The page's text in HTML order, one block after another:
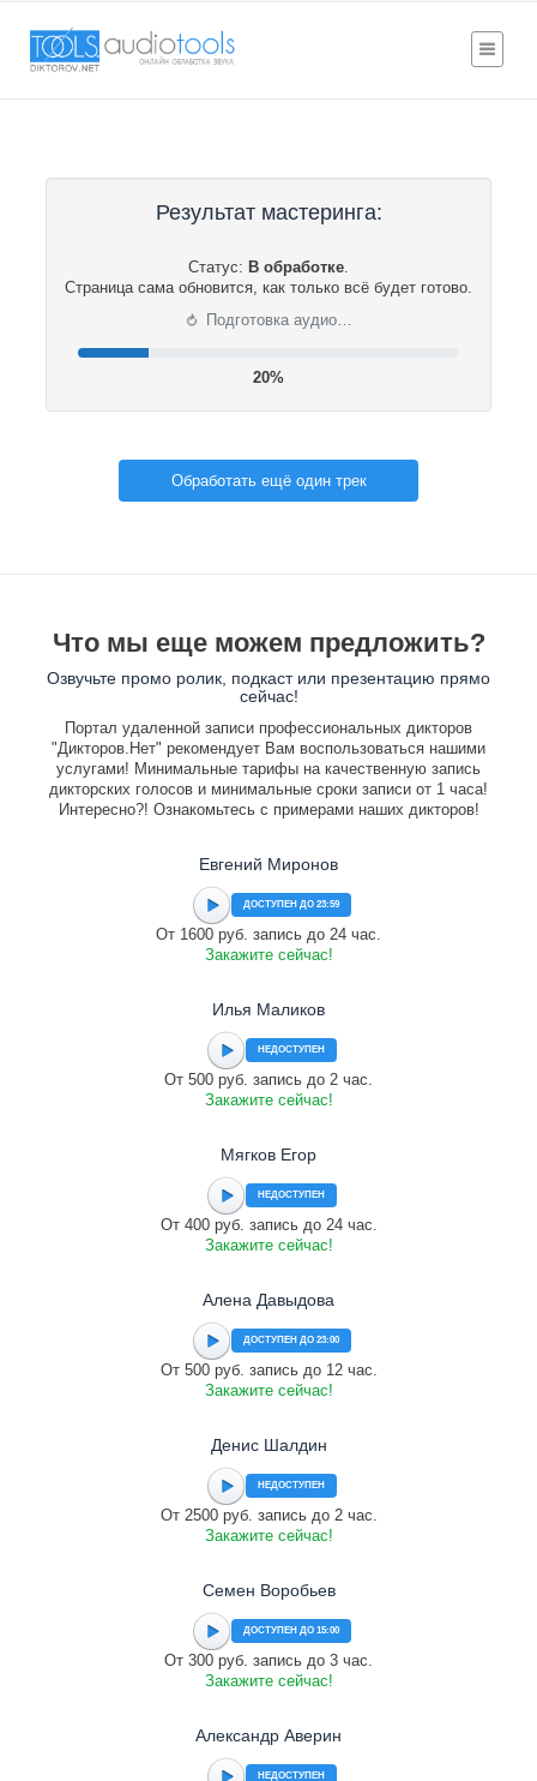
Результат мастеринга:
Статус: В обработке.
Страница сама обновится, как только всё будет готово.
⟳ Подготовка аудио…
20%
Обработать ещё один трек
Что мы еще можем предложить?
Озвучьте промо ролик, подкаст или презентацию прямо
сейчас!
Портал удаленной записи профессиональных дикторов
"Дикторов.Нет" рекомендует Вам воспользоваться нашими
услугами! Минимальные тарифы на качественную запись
дикторских голосов и минимальные сроки записи от 1 часа!
Интересно?! Ознакомьтесь с примерами наших дикторов!
Евгений Миронов
ДОСТУПЕН ДО 23:59
От 1600 руб. запись до 24 час.
Закажите сейчас!
Илья Маликов
НЕДОСТУПЕН
От 500 руб. запись до 2 час.
Закажите сейчас!
Мягков Егор
НЕДОСТУПЕН
От 400 руб. запись до 24 час.
Закажите сейчас!
Алена Давыдова
ДОСТУПЕН ДО 23:00
От 500 руб. запись до 12 час.
Закажите сейчас!
Денис Шалдин
НЕДОСТУПЕН
От 2500 руб. запись до 2 час.
Закажите сейчас!
Семен Воробьев
ДОСТУПЕН ДО 15:00
От 300 руб. запись до 3 час.
Закажите сейчас!
Александр Аверин
НЕДОСТУПЕН